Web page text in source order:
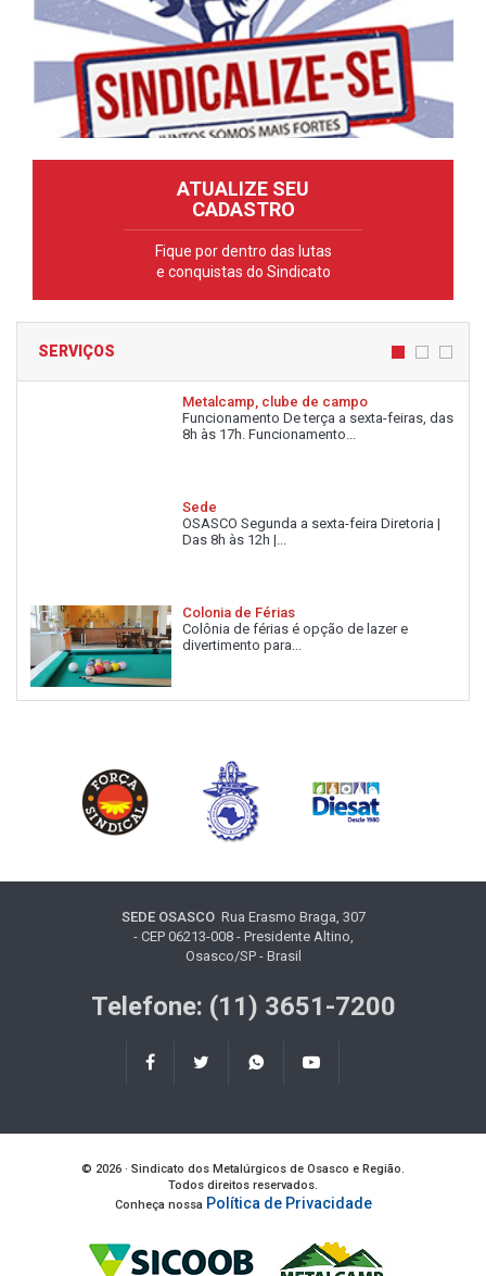
ATUALIZE SEU
CADASTRO
Fique por dentro das lutas
e conquistas do Sindicato
SERVIÇOS
Metalcamp, clube de campo
Funcionamento De terça a sexta-feiras, das
8h às 17h. Funcionamento...
Sede
OSASCO Segunda a sexta-feira Diretoria |
Das 8h às 12h |...
Colonia de Férias
Colônia de férias é opção de lazer e
divertimento para...
SEDE OSASCORua Erasmo Braga, 307
- CEP 06213-008 - Presidente Altino,
Osasco/SP - Brasil
Telefone: (11) 3651-7200
© 2026 · Sindicato dos Metalúrgicos de Osasco e Região.
Todos direitos reservados.
Conheça nossa Política de Privacidade